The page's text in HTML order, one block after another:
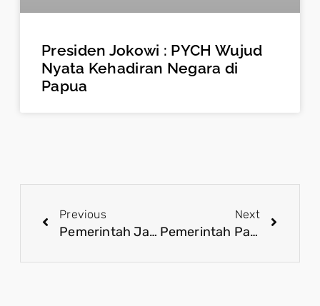
Presiden Jokowi : PYCH Wujud
Nyata Kehadiran Negara di
Papua
Previous
Pemerintah Jaga Kualitas Pelayanan Publik Di tengah Efisiensi Anggaran
Next
Pemerintah Pastikan Tidak Ada Kenaikan Harga Gas LPG 3KG